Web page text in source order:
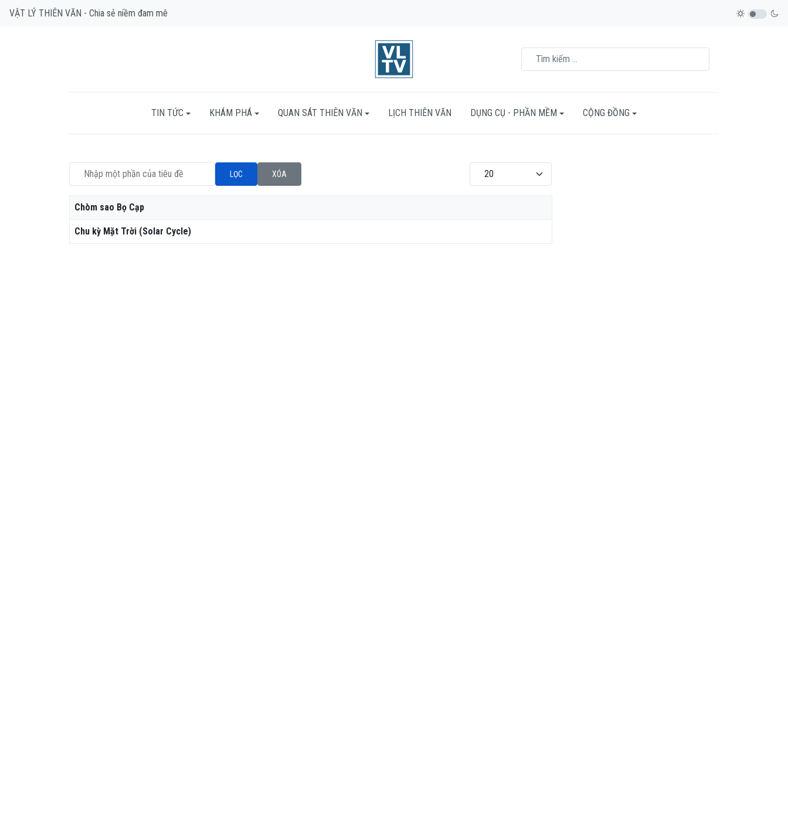
VẬT LÝ THIÊN VĂN - Chia sẻ niềm đam mê
TIN TỨC KHÁM PHÁ QUAN SÁT THIÊN VĂN LỊCH THIÊN VĂN DỤNG CỤ - PHẦN MỀM CỘNG ĐỒNG
Nhập một phần của tiêu đề LỌC XÓA Hiển thị #
Tiêu đề
Chòm sao Bọ Cạp
Chu kỳ Mặt Trời (Solar Cycle)